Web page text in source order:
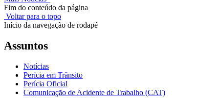
Fim do conteúdo da página
Voltar para o topo
Início da navegação de rodapé
Assuntos
Notícias
Perícia em Trânsito
Perícia Oficial
Comunicação de Acidente de Trabalho (CAT)